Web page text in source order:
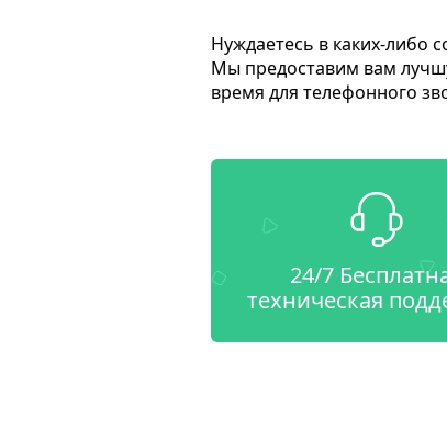
Нуждаетесь в каких-либо
Мы предоставим вам
время для телефонного
24/7
техническая